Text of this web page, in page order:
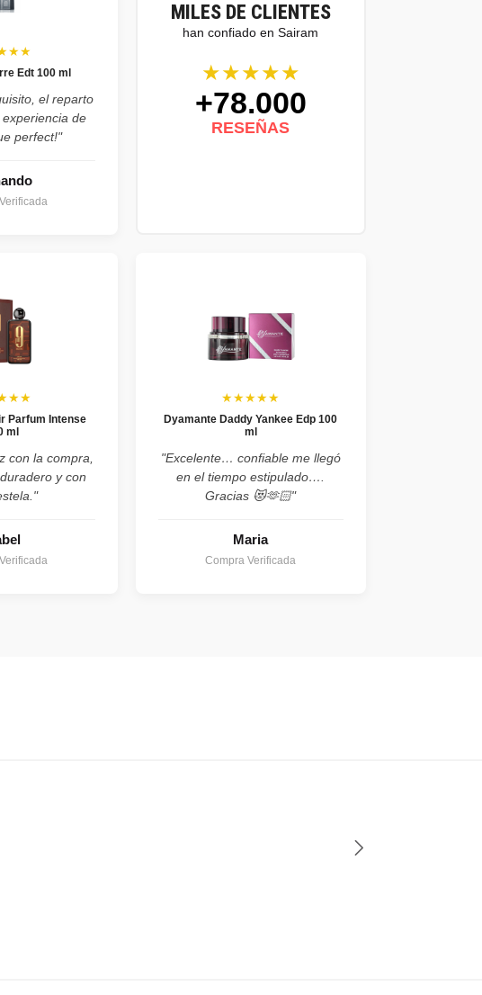
MILES DE CLIENTES
han confiado en Sairam
★★★★★
+78.000
RESEÑAS
Edt 100 ml
el reparto
de
perfect!"
Parfum Intense
ml
con la compra,
y con
★★★★★
Dyamante Daddy Yankee Edp 100
ml
"Excelente… confiable me llegó
en el tiempo estipulado….
Gracias 😻🫶🏻"
Maria
Compra Verificada